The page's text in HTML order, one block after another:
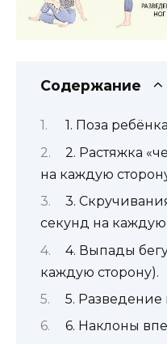
Содержание
1. Поза
2. Растяжка
на каждую
3.
секунд на каждую
4. Выпады
каждую сторону).
5. Разведение
6. Наклоны